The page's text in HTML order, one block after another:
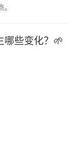
哪些变化？🌱